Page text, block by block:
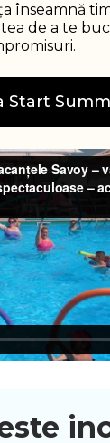
înseamnă
de a te
Start